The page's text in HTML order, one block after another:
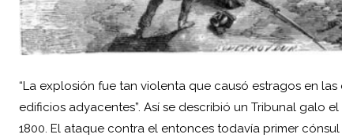
“La explosión fue tan violenta que causó estragos en
edificios adyacentes”. Así se describió un Tribunal galo el
1800. El ataque contra el entonces todavía primer